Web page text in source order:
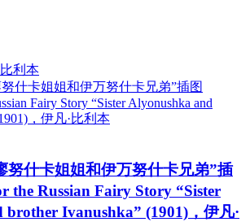
利本
努什卡姐姐和伊万努什卡兄弟”插
the Russian Fairy Story “Sister
Ivanushka” (1901)，伊凡·